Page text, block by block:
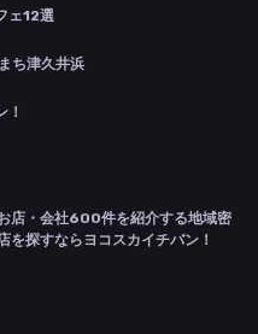
ェ12選
ち津久井浜
！
店・会社600件を紹介する地域密
を探すならヨコスカイチバン！